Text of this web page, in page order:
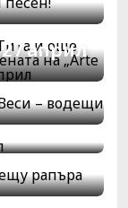
Music
април
му
Hop
сериал
си
+